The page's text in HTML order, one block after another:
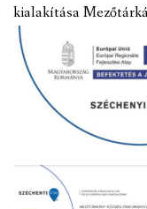
kialakítása